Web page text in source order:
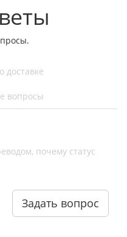
доставке
вопросы
почему статус
Задать вопрос